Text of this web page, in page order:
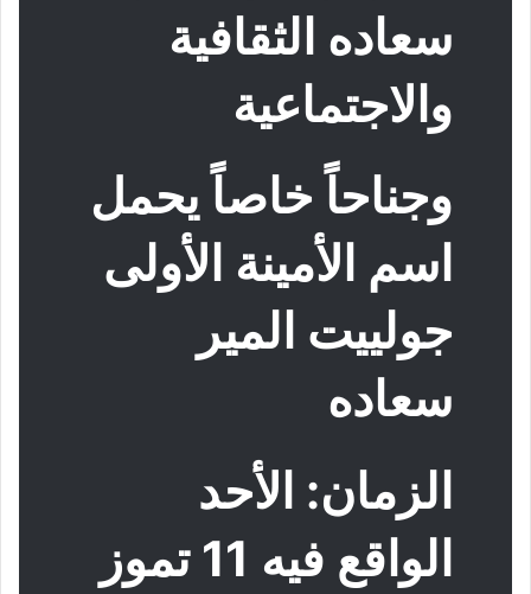
سعاده الثقافية
والاجتماعية
وجناحاً خاصاً يحمل
اسم الأمينة الأولى
جولييت المير
سعاده
الزمان: الأحد
الواقع فيه 11 تموز